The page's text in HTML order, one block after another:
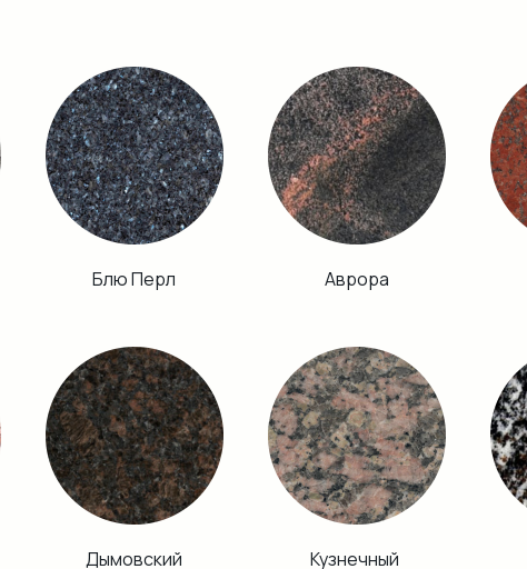
Аврора
Блю Перл
Дымовский Кузнечный